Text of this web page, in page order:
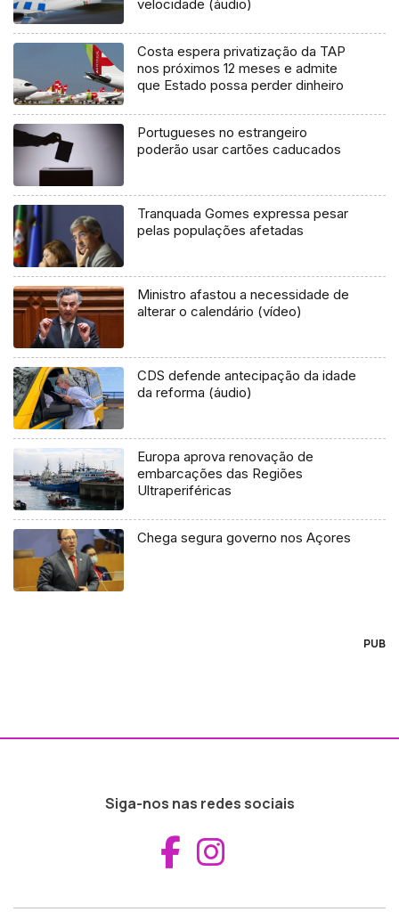
velocidade (áudio)
Costa espera privatização da TAP
nos próximos 12 meses e admite
que Estado possa perder dinheiro
Portugueses no estrangeiro
poderão usar cartões caducados
Tranquada Gomes expressa pesar
pelas populações afetadas
Ministro afastou a necessidade de
alterar o calendário (vídeo)
CDS defende antecipação da idade
da reforma (áudio)
Europa aprova renovação de
embarcações das Regiões
Ultraperiféricas
Chega segura governo nos Açores
PUB
Siga-nos nas redes sociais
Aceder ao